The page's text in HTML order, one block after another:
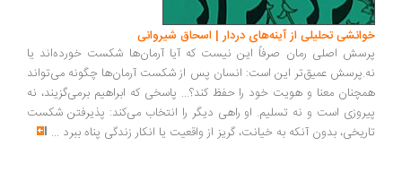
تحلیلی از آینه‌های دردار | اسحاق شیروانی
اصلی رمان صرفاً این نیست که آیا آرمان‌ها شکست خورده‌اند یا
عمیق‌تر این است: انسان پس از شکست آرمان‌ها چگونه می‌تواند
معنا و هویت خود را حفظ کند؟... پاسخی که ابراهیم برمی‌گزیند، نه
است و نه تسلیم. او راهی دیگر را انتخاب می‌کند: پذیرفتن شکست
بدون آنکه به خیانت، گریز از واقعیت یا انکار زندگی پناه ببرد...